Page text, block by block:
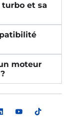
et sa
moteur